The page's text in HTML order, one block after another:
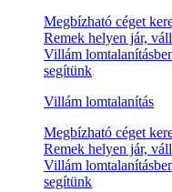
Megbízható céget
Remek helyen jár,
Villám
segítünk
Villám lomtalanítás
Megbízható céget
Remek helyen jár,
Villám
segítünk